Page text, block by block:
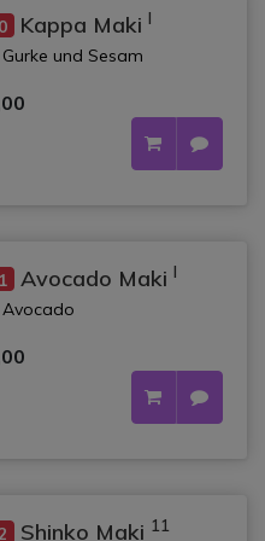
Kappa Maki l
und Sesam
Avocado Maki l
Shinko Maki 11